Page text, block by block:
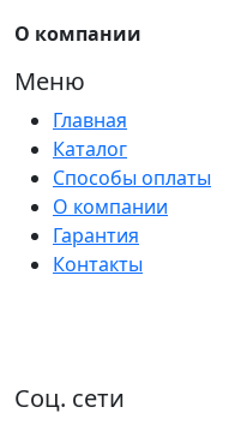
О компании
Меню
Главная
Каталог
Способы оплаты
О компании
Гарантия
Контакты
Соц. сети